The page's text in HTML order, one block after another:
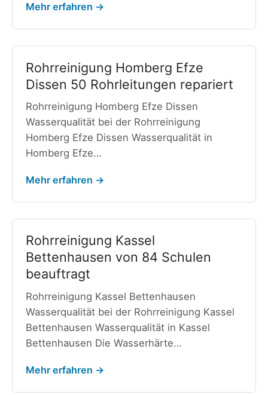
Mehr erfahren →
Rohrreinigung Homberg Efze
Dissen 50 Rohrleitungen repariert
Rohrreinigung Homberg Efze Dissen
Wasserqualität bei der Rohrreinigung
Homberg Efze Dissen Wasserqualität in
Homberg Efze…
Mehr erfahren →
Rohrreinigung Kassel
Bettenhausen von 84 Schulen
beauftragt
Rohrreinigung Kassel Bettenhausen
Wasserqualität bei der Rohrreinigung Kassel
Bettenhausen Wasserqualität in Kassel
Bettenhausen Die Wasserhärte…
Mehr erfahren →